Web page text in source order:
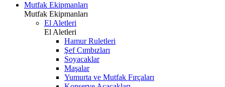
Mutfak Ekipmanları
Mutfak Ekipmanları
El Aletleri
El Aletleri
Hamur Ruletleri
Şef Cımbızları
Soyacaklar
Maşalar
Yumurta ve Mutfak Fırçaları